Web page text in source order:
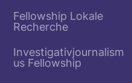
Fellowship Lokale
Recherche
Investigativjournalism
us Fellowship